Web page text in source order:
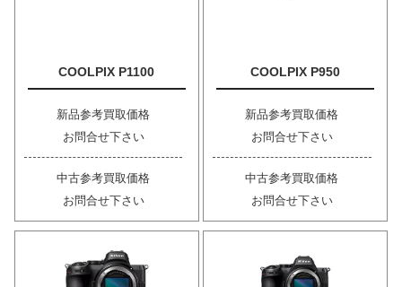
COOLPIX P1100
新品参考買取価格
お問合せ下さい
中古参考買取価格
お問合せ下さい
COOLPIX P950
新品参考買取価格
お問合せ下さい
中古参考買取価格
お問合せ下さい